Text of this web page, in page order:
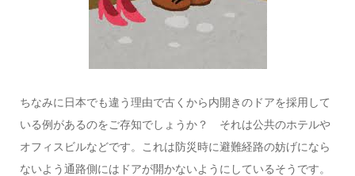
ちなみに日本でも違う理由で古くから内開きのドアを採用して
いる例があるのをご存知でしょうか？ それは公共のホテルや
オフィスビルなどです。これは防災時に避難経路の妨げになら
ないよう通路側にはドアが開かないようにしているそうです。